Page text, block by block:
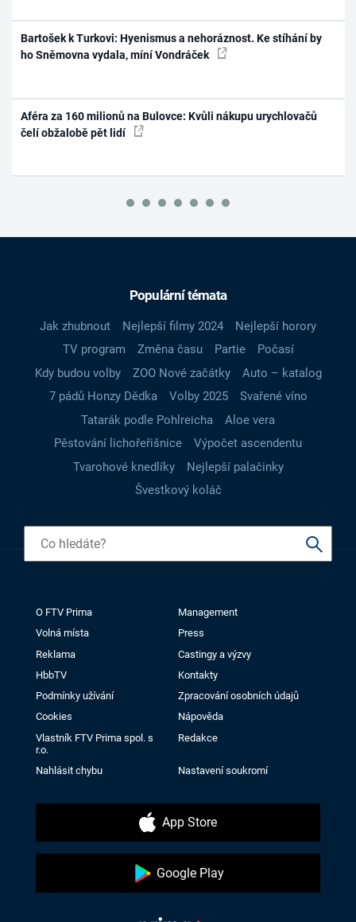
Bartošek k Turkovi: Hyenismus a nehoráznost. Ke stíhání by
ho Sněmovna vydala, míní Vondráček
Aféra za 160 milionů na Bulovce: Kvůli nákupu urychlovačů
čelí obžalobě pět lidí
Populární témata
Jak zhubnout Nejlepší filmy 2024
Nejlepší horory
TV program
Změna času Partie
Počasí
Kdy budou volby
ZOO Nové začátky
Auto – katalog
7 pádů Honzy Dědka
Volby 2025
Svařené víno
Tatarák podle Pohlreicha
Aloe vera
Pěstování lichořeřišnice
Výpočet ascendentu
Tvarohové knedlíky
Nejlepší palačinky
Švestkový koláč
O FTV Prima
Management
Volná místa
Press
Reklama
Castingy a výzvy
HbbTV
Kontakty
Podmínky užívání
Zpracování osobních údajů
Cookies
Nápověda
Vlastník FTV Prima spol. s
r.o.
Redakce
Nahlásit chybu Nastavení soukromí
App Store
Google Play